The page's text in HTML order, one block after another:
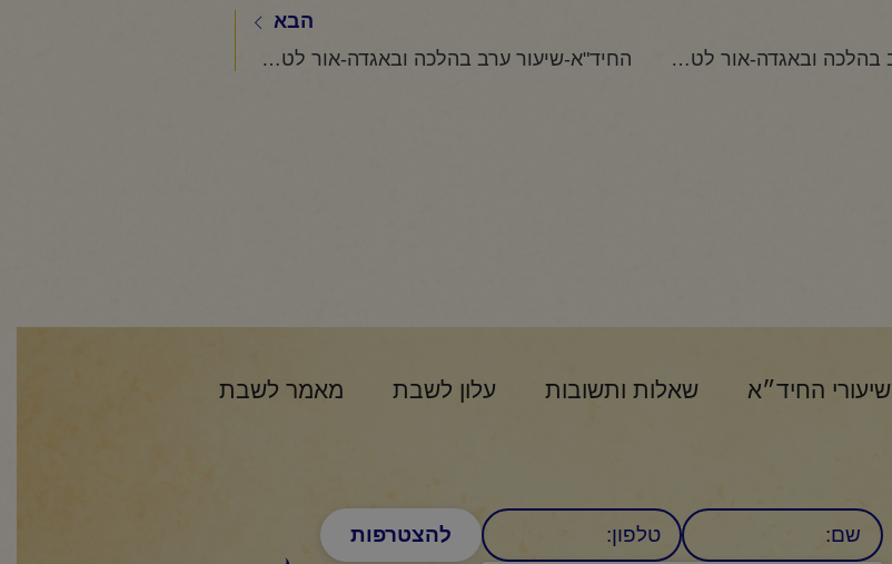
החיד"א-שיעור ערב בהלכה ובאגדה-אור לט"ו תמוז תשפ"ו
הבא
החיד"א-שיעור ערב בהלכה ובאגדה-אור לט"ז תמוז תשפ"ו
שיעורי החיד״א שאלות ותשובות עלון לשבת מאמר לשבת
שם טלפון: